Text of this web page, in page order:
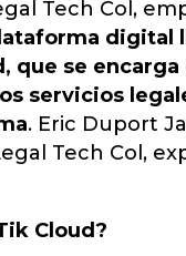
Tech Col,
digital
que se encarga
servicios
. Eric Duport
Tech Col,
Cloud?